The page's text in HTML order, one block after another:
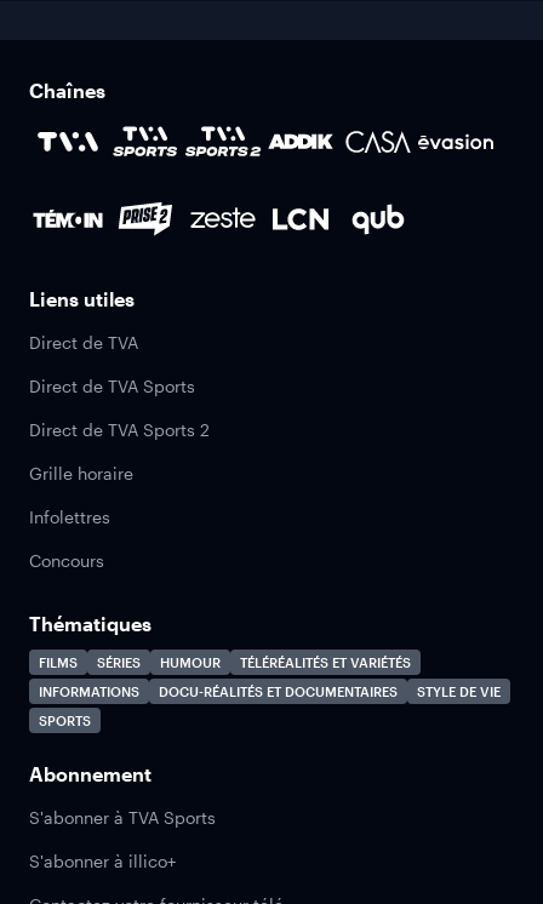
Chaînes
Liens utiles
Direct de TVA
Direct de TVA Sports
Direct de TVA Sports 2
Grille horaire
Infolettres
Concours
Thématiques
FILMS SÉRIES HUMOUR
TÉLÉRÉALITÉS ET VARIÉTÉS
INFORMATIONS
DOCU-RÉALITÉS ET DOCUMENTAIRES
STYLE DE VIE
SPORTS
Abonnement
S'abonner à TVA Sports
S'abonner à illico+